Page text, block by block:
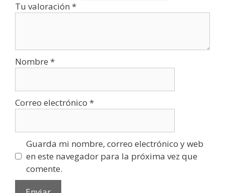
Tu valoración *
Nombre *
Correo electrónico *
Guarda mi nombre, correo electrónico y web
en este navegador para la próxima vez que
comente.